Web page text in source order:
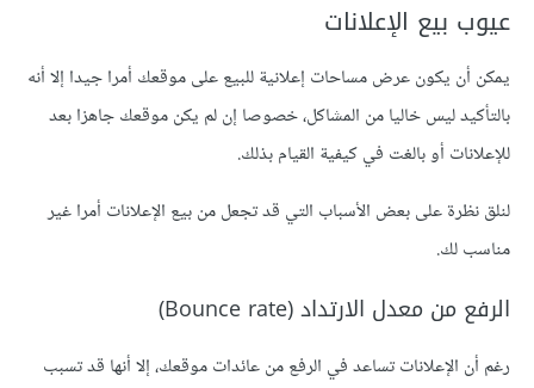
عيوب بيع الإعلانات
يمكن أن يكون عرض مساحات إعلانية للبيع على موقعك أمرا جيدا إلا أنه
بالتأكيد ليس خاليا من المشاكل، خصوصا إن لم يكن موقعك جاهزا بعد
للإعلانات أو بالغت في كيفية القيام بذلك.
لنلق نظرة على بعض الأسباب التي قد تجعل من بيع الإعلانات أمرا غير
مناسب لك.
الرفع من معدل الارتداد (Bounce rate)
رغم أن الإعلانات تساعد في الرفع من عائدات موقعك، إلا أنها قد تسبب